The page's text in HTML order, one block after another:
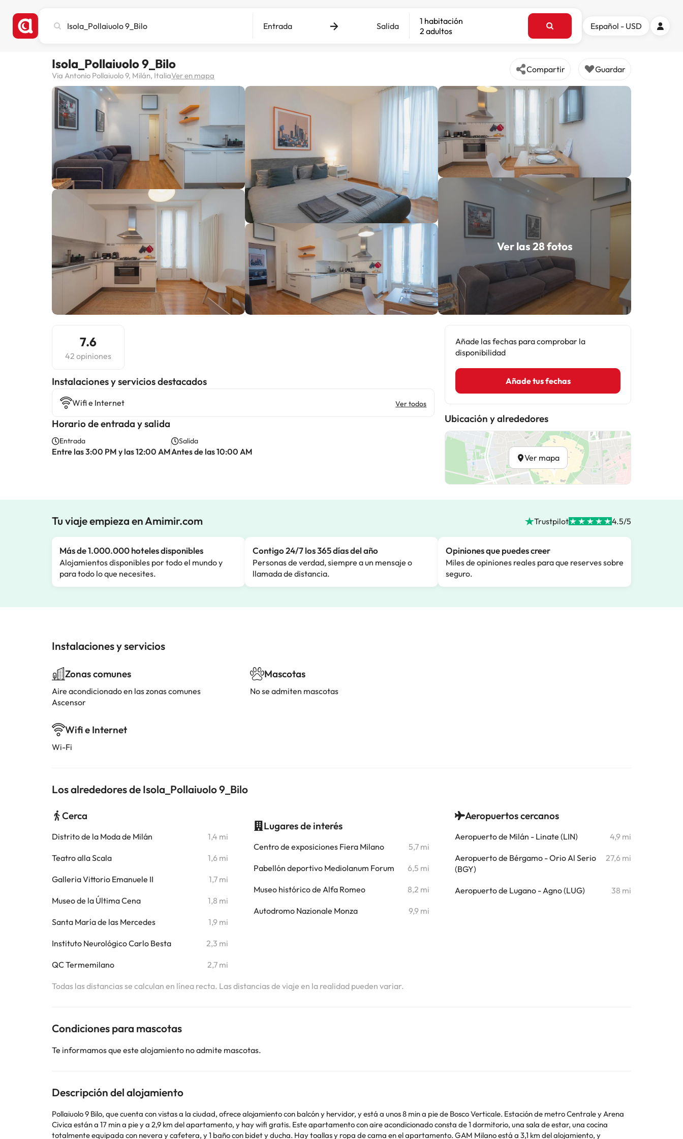
ciudad,
destino
Entrada Salida
1 habitación
2 adultos
Español - USD
Isola_Pollaiuolo 9_Bilo
Via Antonio Pollaiuolo 9, Milán, ItaliaVer en mapa
Compartir Guardar
Ver las 28 fotos
7.6
42 opiniones
Instalaciones y servicios destacados
Wifi e Internet Ver todos
Horario de entrada y salida
Entrada
Entre las 3:00 PM y las 12:00 AM
Salida
Antes de las 10:00 AM
Añade las fechas para comprobar la
disponibilidad
Añade tus fechas
Ubicación y alrededores
Ver mapa
Tu viaje empieza en Amimir.com Trustpilot 4.5/5
Más de 1.000.000 hoteles disponibles
Alojamientos disponibles por todo el mundo y
para todo lo que necesites.
Contigo 24/7 los 365 días del año
Personas de verdad, siempre a un mensaje o
llamada de distancia.
Opiniones que puedes creer
Miles de opiniones reales para que reserves sobre
seguro.
Instalaciones y servicios
Zonas comunes
Aire acondicionado en las zonas comunes
Ascensor
Wifi e Internet
Wi-Fi
Mascotas
No se admiten mascotas
Los alrededores de Isola_Pollaiuolo 9_Bilo
Cerca
Distrito de la Moda de Milán 1,4 mi
Teatro alla Scala 1,6 mi
Galleria Vittorio Emanuele II 1,7 mi
Museo de la Última Cena 1,8 mi
Santa María de las Mercedes 1,9 mi
Instituto Neurológico Carlo Besta 2,3 mi
QC Termemilano 2,7 mi
Lugares de interés
Centro de exposiciones Fiera Milano 5,7 mi
Pabellón deportivo Mediolanum Forum 6,5 mi
Museo histórico de Alfa Romeo 8,2 mi
Autodromo Nazionale Monza 9,9 mi
Aeropuertos cercanos
Aeropuerto de Milán - Linate (LIN) 4,9 mi
Aeropuerto de Bérgamo - Orio Al Serio
(BGY)
27,6 mi
Aeropuerto de Lugano - Agno (LUG) 38 mi
Todas las distancias se calculan en línea recta. Las distancias de viaje en la realidad pueden variar.
Condiciones para mascotas
Te informamos que este alojamiento no admite mascotas.
Descripción del alojamiento
Pollaiuolo 9 Bilo, que cuenta con vistas a la ciudad, ofrece alojamiento con balcón y hervidor, y está a unos 8 min a pie de Bosco Verticale. Estación de metro Centrale y Arena
Civica están a 17 min a pie y a 2,9 km del apartamento, y hay wifi gratis. Este apartamento con aire acondicionado consta de 1 dormitorio, una sala de estar, una cocina
totalmente equipada con nevera y cafetera, y 1 baño con bidet y ducha. Hay toallas y ropa de cama en el apartamento. GAM Milano está a 3,1 km del alojamiento, y